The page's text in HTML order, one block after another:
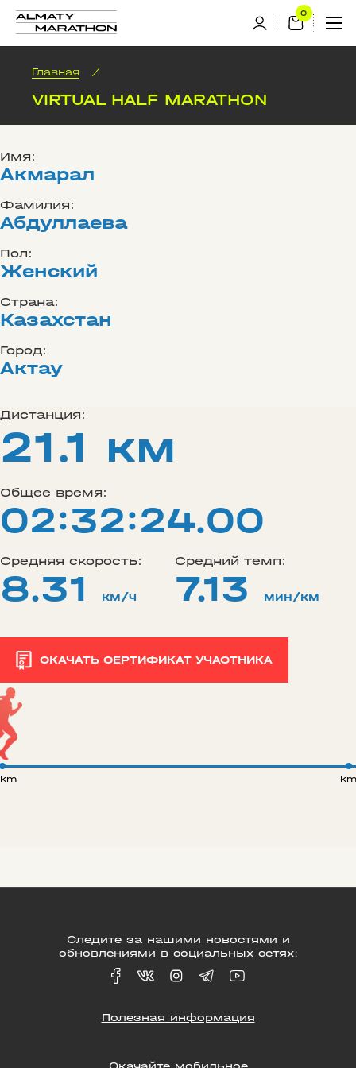
Главная /
VIRTUAL HALF MARATHON
Имя:
Акмарал
Фамилия:
Абдуллаева
Пол:
Женский
Страна:
Казахстан
Город:
Актау
Дистанция:
21.1 км
Общее время:
02:32:24.00
Средняя скорость:
8.31 км/ч
Средний темп:
7.13 мин/км
СКАЧАТЬ СЕРТИФИКАТ УЧАСТНИКА
km
Следите за нашими новостями и
обновлениями в социальных сетях:
Полезная информация